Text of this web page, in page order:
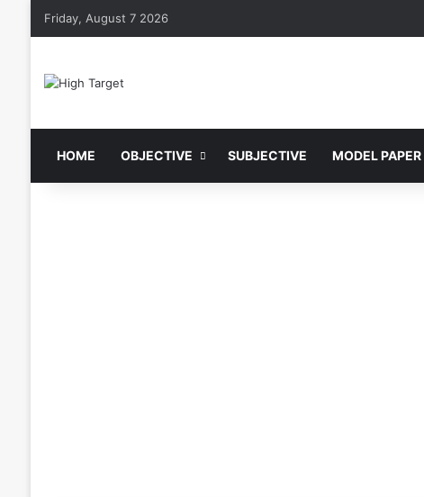
Friday, August 7 2026
HOME OBJECTIVE SUBJECTIVE MODEL PAPER